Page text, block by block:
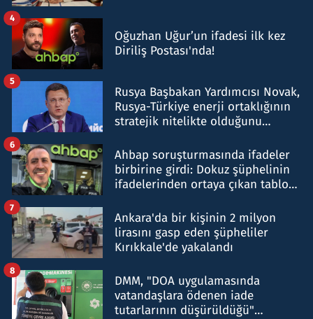
Oğuzhan Uğur’un ifadesi ilk kez
Diriliş Postası'nda!
4
Rusya Başbakan Yardımcısı Novak,
Rusya-Türkiye enerji ortaklığının
stratejik nitelikte olduğunu
5
Ahbap soruşturmasında ifadeler
birbirine girdi: Dokuz şüphelinin
ifadelerinden ortaya çıkan tablo
6
Ankara'da bir kişinin 2 milyon
lirasını gasp eden şüpheliler
Kırıkkale'de yakalandı
7
DMM, "DOA uygulamasında
vatandaşlara ödenen iade
tutarlarının düşürüldüğü"
8